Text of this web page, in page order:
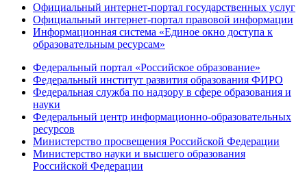
Официальный интернет-портал государственных услуг
Официальный интернет-портал правовой информации
Информационная система «Единое окно доступа к
образовательным ресурсам»
Федеральный портал «Российское образование»
Федеральный институт развития образования ФИРО
Федеральная служба по надзору в сфере образования и
науки
Федеральный центр информационно-образовательных
ресурсов
Министерство просвещения Российской Федерации
Министерство науки и высшего образования
Российской Федерации